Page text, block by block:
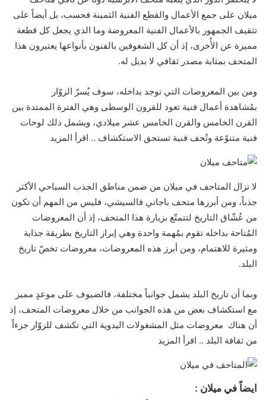
ميلان على جمع الأعمال والقطع الفنية الثمينة فحسب، بل أيضاً على
تثقيف الجمهور بالأعمال الفنية المعروضة وما الذي يجعل كل قطعة
مميزة عن الأُخرى، إذ أن كل الشغوفين بالفنون بأنواعها يعتبرون هذا
المتحف بمثابة مصدر ثقافي لا بديل له.
ومن بين المعروضات التي توجد بداخله، سوف يُسرّ الزوّار
بمُشاهدة أعمال فنية تعود للقرون الوسطى وهي الفترة الممتدة بين
القرن الخامس والقرن الخامس عشر ميلادي، ويشمل ذلك لوحات
فنية متنوّعة وتُحف فنية تستحق الاستكشاف .. اقرأ المزيد
لا تزال المتاحف في ميلان من ضمن مناطق الجذب السياحي الأكثر
جذباً، ومن أبرزها متحف باجاتي فالسيشي، فليس من المهم أن تكون
من عُشّاق التاريخ لتتمتّع بزيارة هذا المتحف، إذ أن المعروضات
المُتاحة بداخله تقوم بمُهمة واحدة وهي إبراز التاريخ بطريقة جذابة
ومثيرة للاهتمام، ومن أبرز هذه المعروضات، معروضات تخصّ تاريخ
البلد.
وبما أن تاريخ البلد يشمل جوانباً مختلفة، فالضيوف على موعدٍ مميز
مع استكشاف بعض من هذه الجوانب من خلال معروضات المتحف، إذ
أن هناك معروضات مثل المشغولات اليدوية التي تكشف للزوّار جزءاً
من ثقافة البلد .. اقرأ المزيد
ايضاً في ميلان :